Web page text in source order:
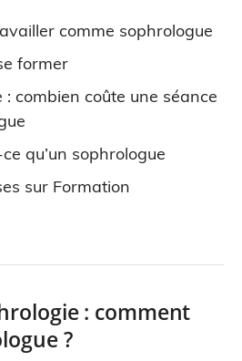
comme sophrologue
former
combien coûte une séance
qu’un sophrologue
sur Formation
: comment
?